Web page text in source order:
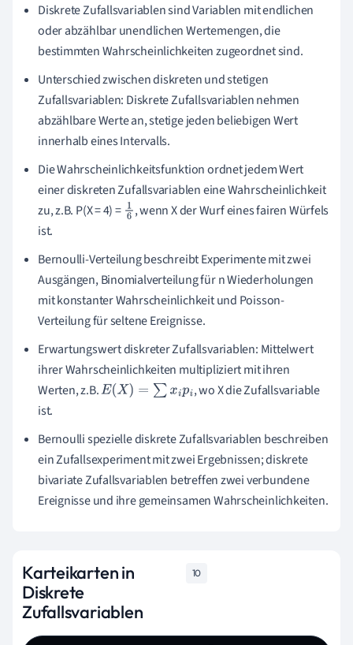
Diskrete Zufallsvariablen sind Variablen mit endlichen
oder abzählbar unendlichen Wertemengen, die
bestimmten Wahrscheinlichkeiten zugeordnet sind.
Unterschied zwischen diskreten und stetigen
Zufallsvariablen: Diskrete Zufallsvariablen nehmen
abzählbare Werte an, stetige jeden beliebigen Wert
innerhalb eines Intervalls.
Die Wahrscheinlichkeitsfunktion ordnet jedem Wert
einer diskreten Zufallsvariablen eine Wahrscheinlichkeit
zu, z.B. P(X = 4) = 1 , wenn X der Wurf eines fairen Würfels
ist.
Bernoulli-Verteilung beschreibt Experimente mit zwei
Ausgängen, Binomialverteilung für n Wiederholungen
mit konstanter Wahrscheinlichkeit und Poisson-
Verteilung für seltene Ereignisse.
Erwartungswert diskreter Zufallsvariablen: Mittelwert
ihrer Wahrscheinlichkeiten multipliziert mit ihren
Werten, z.B.E(X)=∑x ip
, wo X die Zufallsvariable
ist.
Bernoulli spezielle diskrete Zufallsvariablen beschreiben
ein Zufallsexperiment mit zwei Ergebnissen; diskrete
bivariate Zufallsvariablen betreffen zwei verbundene
Ereignisse und ihre gemeinsamen Wahrscheinlichkeiten.
Karteikarten in
Diskrete
Zufallsvariablen
10